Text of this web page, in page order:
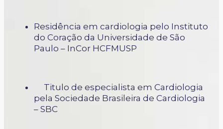
Residência em cardiologia pelo Instituto
do Coração da Universidade de São
Paulo – InCor HCFMUSP
Titulo de especialista em Cardiologia
pela Sociedade Brasileira de Cardiologia
– SBC